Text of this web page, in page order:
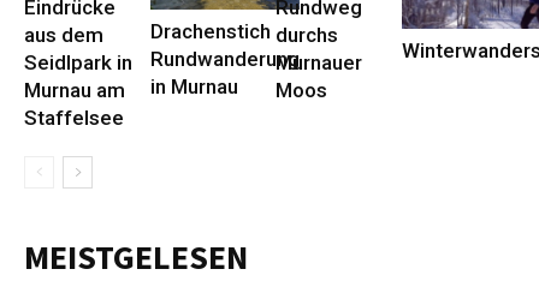
Eindrücke
aus dem
Seidlpark in
Murnau am
Staffelsee
Drachenstich
Rundwanderung
in Murnau
Rundweg
durchs
Murnauer
Moos
MEISTGELESEN